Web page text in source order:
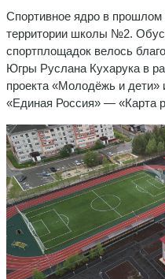
Спортивное ядро в прошлом
территории школы №2.
спортплощадок велось
Югры Руслана Кухарука в
проекта «Молодёжь и дети»
«Единая Россия» — «Карта